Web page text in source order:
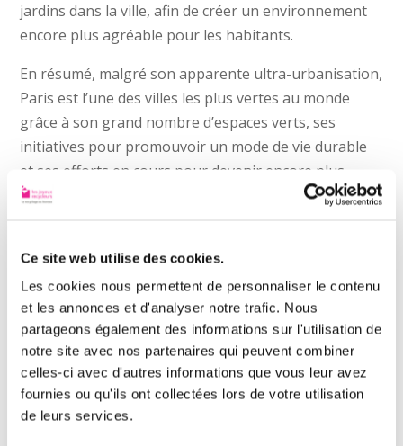
Ce site web utilise des cookies.
Les cookies nous permettent de personnaliser le contenu
et les annonces et d'analyser notre trafic. Nous
partageons également des informations sur l'utilisation de
notre site avec nos partenaires qui peuvent combiner
celles-ci avec d'autres informations que vous leur avez
fournies ou qu'ils ont collectées lors de votre utilisation
de leurs services.
jardins dans la ville, afin de créer un environnement
encore plus agréable pour les habitants.
En résumé, malgré son apparente ultra-urbanisation,
Paris est l’une des villes les plus vertes au monde
grâce à son grand nombre d’espaces verts, ses
initiatives pour promouvoir un mode de vie durable
et ses efforts en cours pour devenir encore plus
verte.
cachés dans la ville
Outre les grands parcs et jardins publics de la ville,
Paris compte également de nombreux jardins cachés
et surprenants. Par exemple, le Jardin du Pré Catelan
est un jardin privé caché derrière un haut mur, qui est
ouvert au public pendant certains jours de l’année. Le
Jardin Suspendu de la Maison Rouge est un jardin